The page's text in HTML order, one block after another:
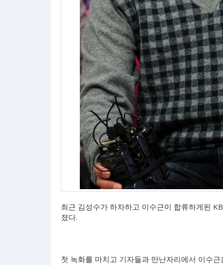
최근 김성수가 하차하고 이수근이 합류하게된
졌다.
첫 녹화를 마치고 기자들과 만난자리에서 이수